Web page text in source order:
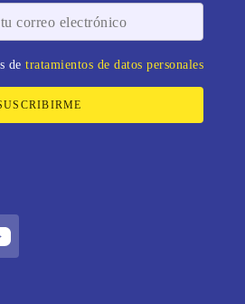
detratamientos de datos personales